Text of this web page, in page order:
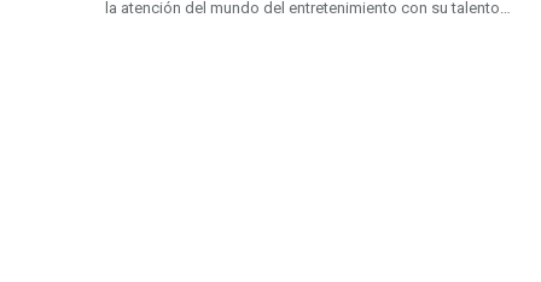
la atención del mundo del entretenimiento con su talento…